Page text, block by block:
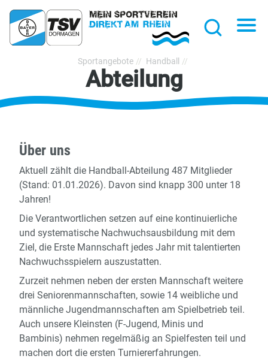
TSV
Bayer
Dormagen
1920
Sportangebote Handball
Abteilung
Über uns
Aktuell zählt die Handball-Abteilung 487 Mitglieder
(Stand: 01.01.2026). Davon sind knapp 300 unter 18
Jahren!
Die Verantwortlichen setzen auf eine kontinuierliche
und systematische Nachwuchsausbildung mit dem
Ziel, die Erste Mannschaft jedes Jahr mit talentierten
Nachwuchsspielern auszustatten.
Zurzeit nehmen neben der ersten Mannschaft weitere
drei Seniorenmannschaften, sowie 14 weibliche und
männliche Jugendmannschaften am Spielbetrieb teil.
Auch unsere Kleinsten (F-Jugend, Minis und
Bambinis) nehmen regelmäßig an Spielfesten teil und
machen dort die ersten Turniererfahrungen.